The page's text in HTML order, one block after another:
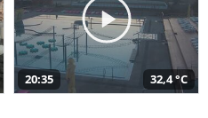
20:35 32,4 °C